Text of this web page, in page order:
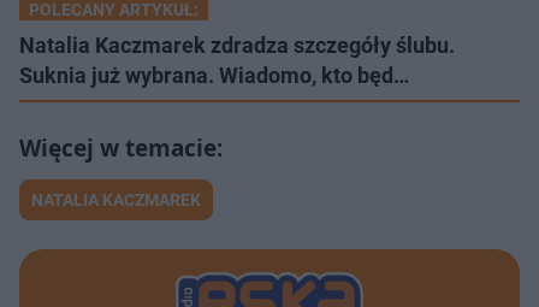
POLECANY ARTYKUŁ:
Natalia Kaczmarek zdradza szczegóły ślubu.
Suknia już wybrana. Wiadomo, kto będ…
NATALIA KACZMAREK